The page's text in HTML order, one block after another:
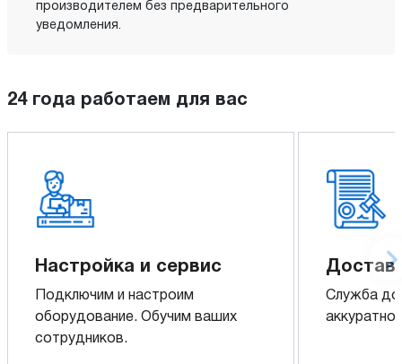
производителем без предварительного
уведомления.
24 года работаем для вас
Настройка и сервис
Подключим и настроим
оборудование. Обучим ваших
сотрудников.
Служба
аккуратно